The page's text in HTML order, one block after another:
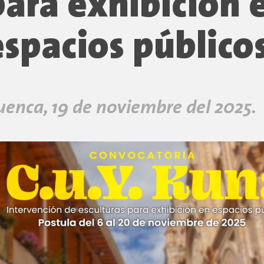
19 de noviembre del 2025.